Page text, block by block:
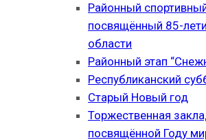
Районный
посвящённый 85-
области
Районный этап
Республиканский
Старый Новый год
Торжественная
посвящённой Году